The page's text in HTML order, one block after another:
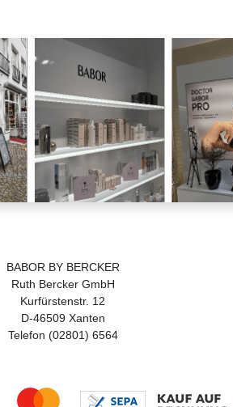
BABOR BY BERCKER
Ruth Bercker GmbH
Kurfürstenstr. 12
D-46509 Xanten
Telefon (02801) 6564